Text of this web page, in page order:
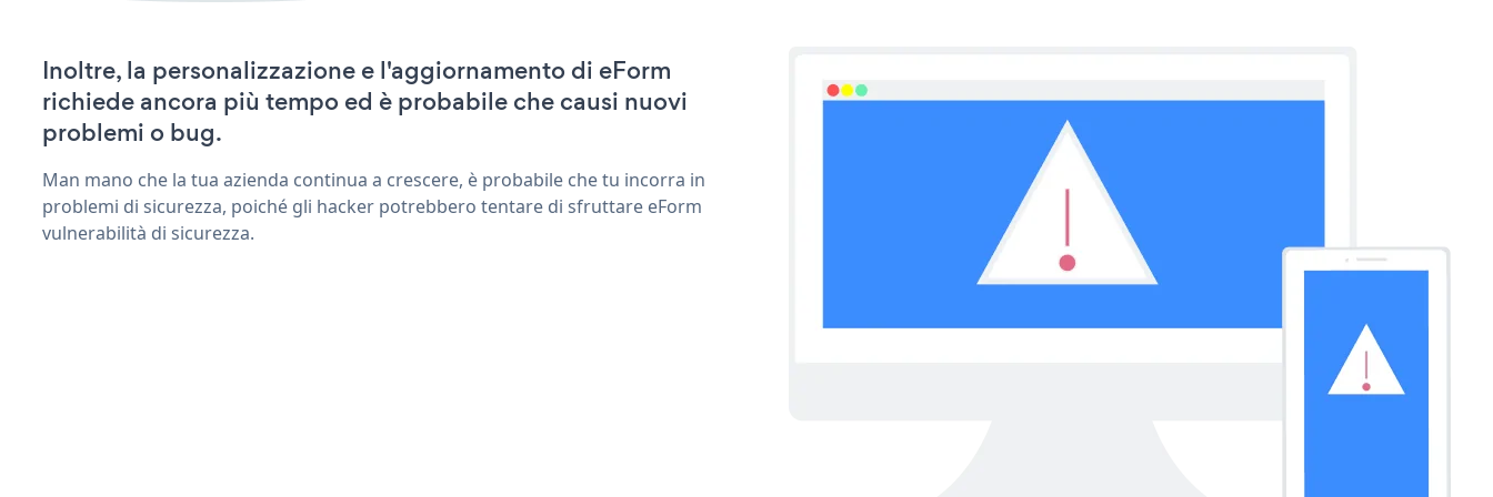
Inoltre, la personalizzazione e l'aggiornamento di eForm
richiede ancora più tempo ed è probabile che causi nuovi
problemi o bug.
Man mano che la tua azienda continua a crescere, è probabile che tu incorra in
problemi di sicurezza, poiché gli hacker potrebbero tentare di sfruttare eForm
vulnerabilità di sicurezza.